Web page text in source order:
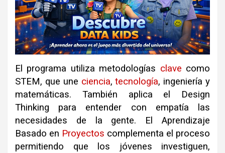
El programa utiliza metodologías clave como
STEM, que une ciencia,tecnología, ingeniería y
matemáticas. También aplica el Design
Thinking para entender con empatía las
necesidades de la gente. El Aprendizaje
Basado en Proyectos complementa el proceso
permitiendo que los jóvenes investiguen,